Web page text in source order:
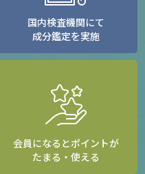
国内検査機関にて
成分鑑定を実施
会員になるとポイントが
たまる・使える